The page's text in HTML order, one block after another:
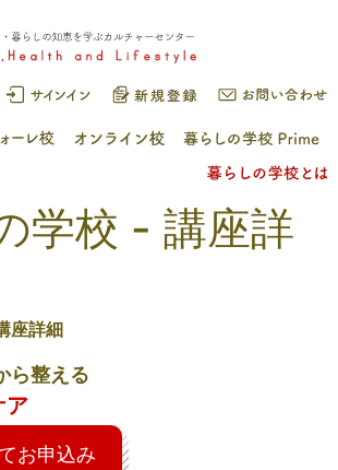
学校 - 講座詳
座詳細
ら整える
ア
お申込み